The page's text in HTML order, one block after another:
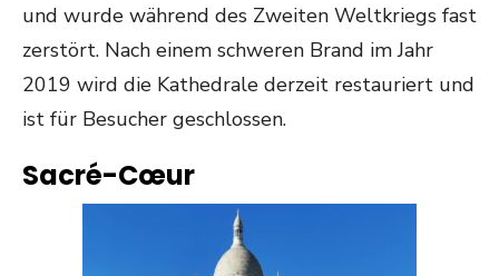
und wurde während des Zweiten Weltkriegs fast
zerstört. Nach einem schweren Brand im Jahr
2019 wird die Kathedrale derzeit restauriert und
ist für Besucher geschlossen.
Sacré-Cœur